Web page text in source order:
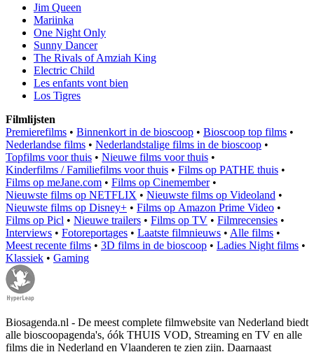
Jim Queen
Mariinka
One Night Only
Sunny Dancer
The Rivals of Amziah King
Electric Child
Les enfants vont bien
Los Tigres
Filmlijsten
Premierefilms • Binnenkort in de bioscoop • Bioscoop top films •
Nederlandse films • Nederlandstalige films in de bioscoop •
Topfilms voor thuis • Nieuwe films voor thuis •
Kinderfilms / Familiefilms voor thuis • Films op PATHE thuis •
Films op meJane.com • Films op Cinemember•
Nieuwste films op NETFLIX • Nieuwste films op Videoland •
Nieuwste films op Disney+ • Films op Amazon Prime Video •
Films op Picl • Nieuwe trailers • Films op TV • Filmrecensies •
Interviews • Fotoreportages • Laatste filmnieuws • Alle films •
Meest recente films • 3D films in de bioscoop • Ladies Night films •
Klassiek • Gaming
Biosagenda.nl - De meest complete filmwebsite van Nederland biedt
alle bioscoopagenda's, óók THUIS VOD, Streaming en TV en alle
films die in Nederland en Vlaanderen te zien zijn. Daarnaast